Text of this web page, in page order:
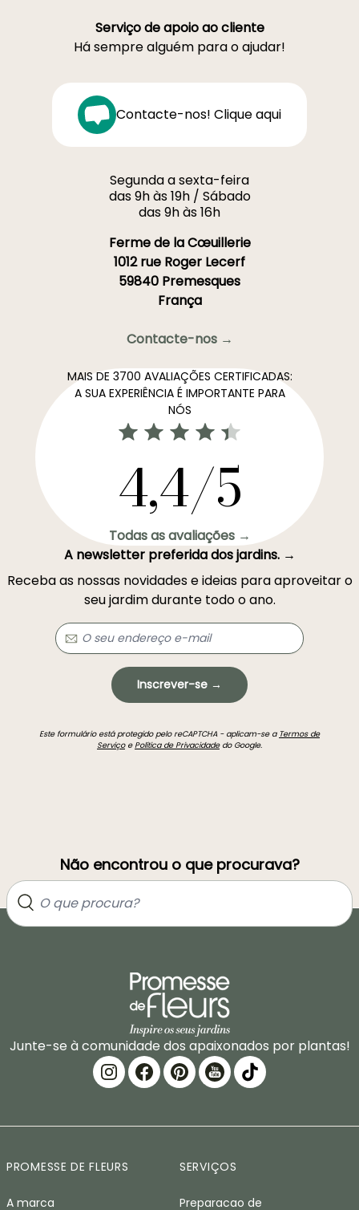
Serviço de apoio ao cliente
Há sempre alguém para o ajudar!
Contacte-nos! Clique aqui
Segunda a sexta-feira
das 9h às 19h / Sábado
das 9h às 16h
Ferme de la Cœuillerie
1012 rue Roger Lecerf
59840 Premesques
França
Contacte-nos →
MAIS DE 3700 AVALIAÇÕES CERTIFICADAS:
A SUA EXPERIÊNCIA É IMPORTANTE PARA
NÓS
4,4/5
Todas as avaliações →
A newsletter preferida dos jardins. →
Receba as nossas novidades e ideias para aproveitar o
seu jardim durante todo o ano.
Inscrever-se →
Este formulário está protegido pelo reCAPTCHA - aplicam-se a Termos de
ServiçoePolítica de Privacidadedo Google.
Não encontrou o que procurava?
Junte-se à comunidade dos apaixonados por plantas!
PROMESSE DE FLEURS
A marca
SERVIÇOS
Preparacao de